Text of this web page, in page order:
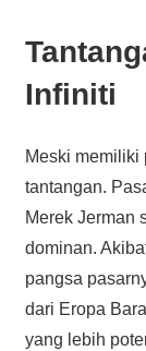
Infiniti
Meski memiliki
tantangan.
Merek Jerman
dominan.
pangsa
dari Eropa
yang lebih